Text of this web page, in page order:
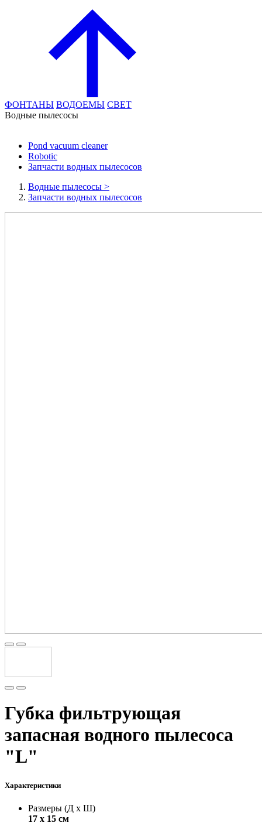
ФОНТАНЫ ВОДОЕМЫ СВЕТ
Водные пылесосы
Pond vacuum cleaner
Robotic
Запчасти водных пылесосов
Водные пылесосы >
Запчасти водных пылесосов
Губка фильтрующая
запасная водного пылесоса
"L"
Характеристики
Размеры (Д х Ш)
17 х 15 см